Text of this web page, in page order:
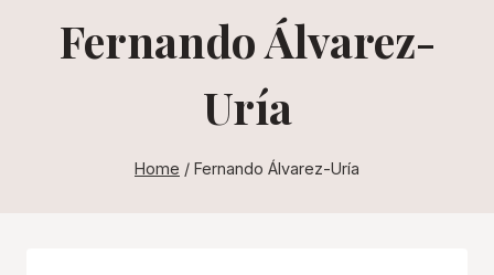
Fernando Álvarez-
Uría
Home / Fernando Álvarez-Uría